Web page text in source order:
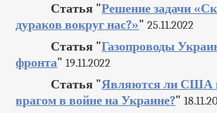
Статья "Решение задачи
дураков вокруг нас?»" 25.11.2022
Статья "Газопроводы
фронта" 19.11.2022
Статья "Являются ли США
врагом в войне на Украине?"